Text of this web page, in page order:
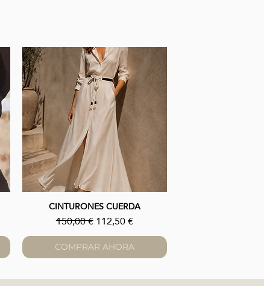
Vista rápida
CINTURONES CUERDA
Precio
150,00 €Precio de oferta
112,50 €
COMPRAR AHORA